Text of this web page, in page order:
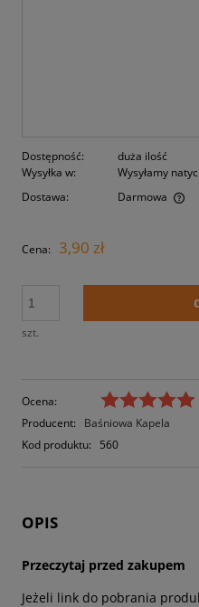
Dostępność:
duża ilość
Wysyłka w:
Wysyłamy
Dostawa:
Darmowa
Cena nie zawiera
Cena: 3,90 zł
szt.
Ocena:
Producent:
Baśniowa Kapela
Kod produktu:
560
OPIS
Przeczytaj przed zakupem
Jeżeli link do pobrania